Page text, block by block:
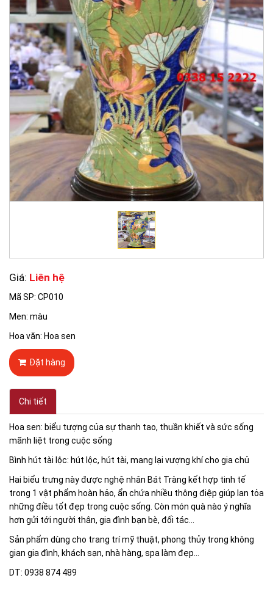
Giá: Liên hệ
Mã SP: CP010
Men: màu
Hoa văn: Hoa sen
Đặt hàng
Chi tiết
Hoa sen: biểu tượng của sự thanh tao, thuần khiết và sức sống
mãnh liệt trong cuộc sống
Bình hút tài lộc: hút lộc, hút tài, mang lại vượng khí cho gia chủ
Hai biểu trưng này được nghệ nhân Bát Tràng kết hợp tinh tế
trong 1 vật phẩm hoàn hảo, ẩn chứa nhiều thông điệp giúp lan tỏa
những điều tốt đẹp trong cuộc sống. Còn món quà nào ý nghĩa
hơn gửi tới người thân, gia đình bạn bè, đối tác...
Sản phẩm dùng cho trang trí mỹ thuật, phong thủy trong không
gian gia đình, khách sạn, nhà hàng, spa làm đẹp...
DT: 0938 874 489